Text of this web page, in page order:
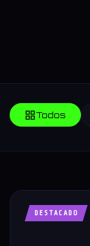
Todos
DESTACADO